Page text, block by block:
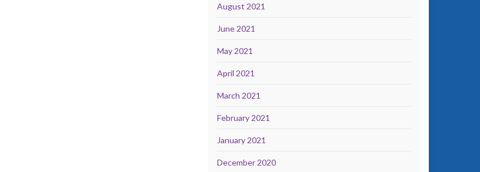
August 2021
June 2021
May 2021
April 2021
March 2021
February 2021
January 2021
December 2020